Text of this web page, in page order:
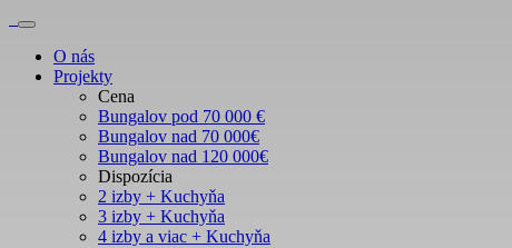
O nás
Projekty
Cena
Bungalov pod 70 000 €
Bungalov nad 70 000€
Bungalov nad 120 000€
Dispozícia
2 izby + Kuchyňa
3 izby + Kuchyňa
4 izby a viac + Kuchyňa